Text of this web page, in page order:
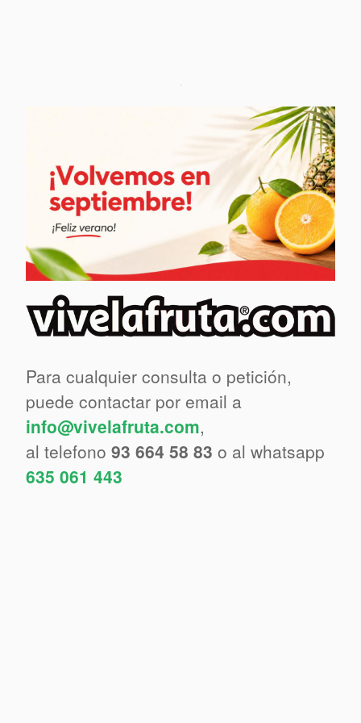
Para cualquier consulta o petición,
puede contactar por email a
info@vivelafruta.com,
al telefono 93 664 58 83 o al whatsapp
635 061 443